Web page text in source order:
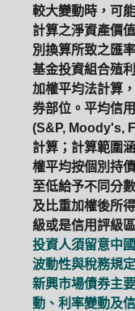
較大變動時，可
計算之淨資產價
別換算所致之匯
基金投資組合殖
加權平均法計算
券部位。平均信
(S&P, Moody's,
計算；計算範圍
權平均按個別持
至低給予不同分
及比重加權後所
級或是信用評級
投資人須留意中
波動性與稅務規
新興市場債券主
動、利率變動及